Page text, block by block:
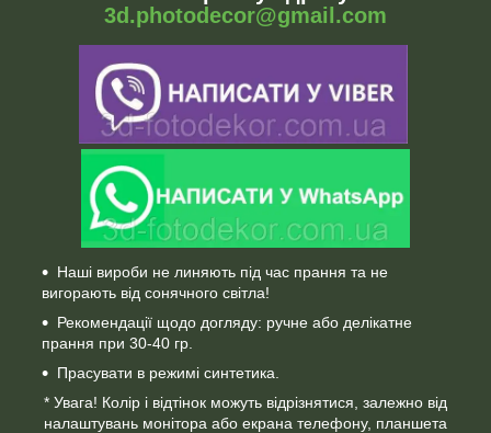
3d.photodecor@gmail.com
Наші вироби не линяють під час прання та не
вигорають від сонячного світла!
Рекомендації щодо догляду: ручне або делікатне
прання при 30-40 гр.
Прасувати в режимі синтетика.
* Увага! Колір і відтінок можуть відрізнятися, залежно від
налаштувань монітора або екрана телефону, планшета